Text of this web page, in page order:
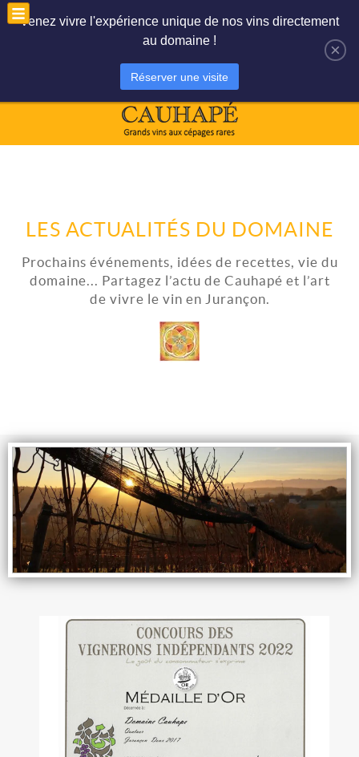
LES ACTUALITÉS DU DOMAINE
Prochains événements, idées de recettes, vie du
domaine... Partagez l’actu de Cauhapé et l’art
de vivre le vin en Jurançon.
×
Venez vivre l'expérience unique de nos vins directement
au domaine !
Réserver une visite